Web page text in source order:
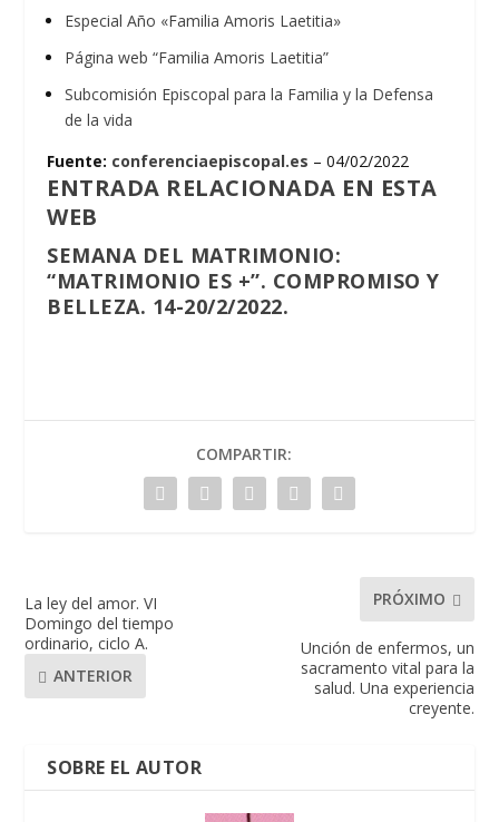
Especial Año «Familia Amoris Laetitia»
Página web “Familia Amoris Laetitia”
Subcomisión Episcopal para la Familia y la Defensa
de la vida
Fuente: conferenciaepiscopal.es – 04/02/2022
ENTRADA RELACIONADA EN ESTA
WEB
SEMANA DEL MATRIMONIO:
“MATRIMONIO ES +”. COMPROMISO Y
BELLEZA. 14-20/2/2022.
COMPARTIR:
La ley del amor. VI
Domingo del tiempo
ordinario, ciclo A.
ANTERIOR
PRÓXIMO
Unción de enfermos, un
sacramento vital para la
salud. Una experiencia
creyente.
SOBRE EL AUTOR